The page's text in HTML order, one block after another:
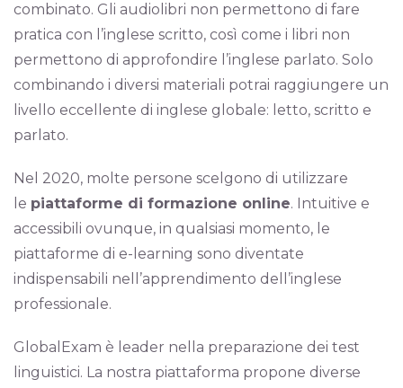
combinato. Gli audiolibri non permettono di fare
pratica con l’inglese scritto, così come i libri non
permettono di approfondire l’inglese parlato. Solo
combinando i diversi materiali potrai raggiungere un
livello eccellente di inglese globale: letto, scritto e
parlato.
Nel 2020, molte persone scelgono di utilizzare
le piattaforme di formazione online. Intuitive e
accessibili ovunque, in qualsiasi momento, le
piattaforme di e-learning sono diventate
indispensabili nell’apprendimento dell’inglese
professionale.
GlobalExam è leader nella preparazione dei test
linguistici. La nostra piattaforma propone diverse